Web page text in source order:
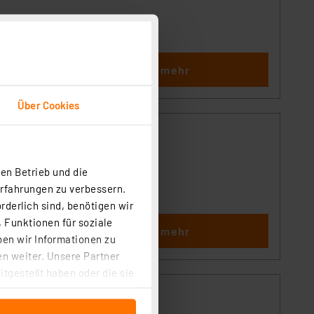
Über Cookies
Betrieb und die
zu verbessern.
sind, benötigen wir
Funktionen für soziale
wir Informationen zu
weiter. Unsere Partner
haben oder die sie
Lesen Sie mehr
Lesen Sie mehr